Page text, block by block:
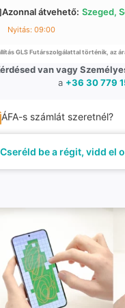
Azonnal átvehető: Szeged,
Nyitás: 09:00
GLS Futárszolgálattal történik, az
van vagy
a +36 30 779
ÁFA-s számlát szeretnél?
Cseréld be a régit, vidd el